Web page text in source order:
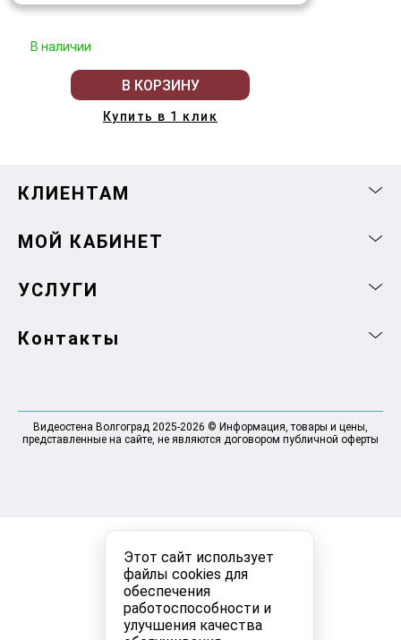
Этот сайт использует
файлы cookies для
обеспечения
работоспособности и
улучшения качества
В наличии
В КОРЗИНУ
Купить в 1 клик
КЛИЕНТАМ
МОЙ КАБИНЕТ
УСЛУГИ
Контакты
Видеостена Волгоград 2025-2026 © Информация, товары и цены,
представленные на сайте, не являются договором публичной оферты